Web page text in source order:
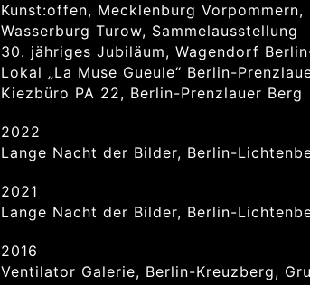
Kunst:offen, Mecklenburg Vorpommern,
Wasserburg Turow, Sammelausstellung
30. jähriges Jubiläum, Wagendorf
Lokal „La Muse Gueule“ Berlin-
Kiezbüro PA 22, Berlin-Prenzlauer Berg
2022
Lange Nacht der Bilder, Berlin-
2021
Lange Nacht der Bilder, Berlin-
2016
Ventilator Galerie, Berlin-Kreuzberg,